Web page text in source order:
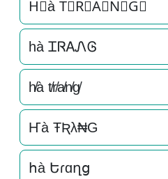
H⃒à T⃒R⃒A⃒N⃒G⃒
hà ᏆᏒᎪᏁᎶ
h̸à t̸r̸a̸n̸g̸
Ҥà ŦƦλ₦G
հà Եɾɑղց